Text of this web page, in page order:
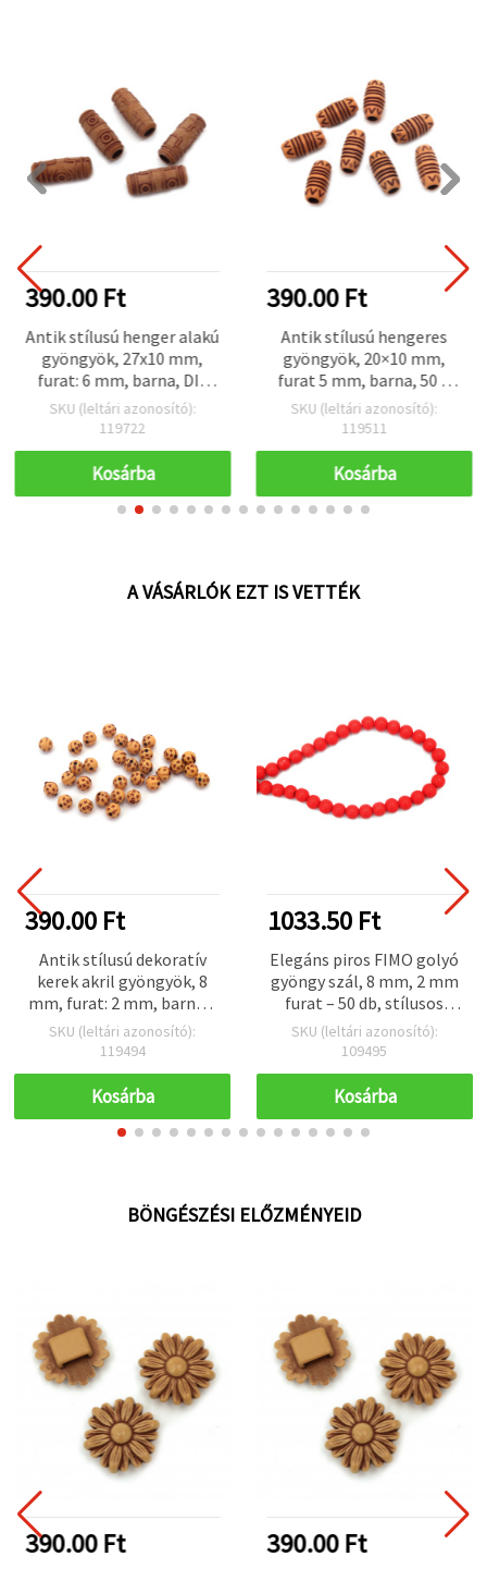
390.00 Ft
Antik stílusú henger alakú
gyöngyök, 27x10 mm,
furat: 6 mm, barna, DIY
kézműves és
ékszerkészítéshez - 50 g
SKU (leltári azonosító):
119722
Kosárba
390.00 Ft
Antik stílusú hengeres
gyöngyök, 20×10 mm,
furat 5 mm, barna, 50 g
(~46 db)
SKU (leltári azonosító):
119511
Kosárba
A VÁSÁRLÓK EZT IS VETTÉK
390.00 Ft
Antik stílusú dekoratív
kerek akril gyöngyök, 8
mm, furat: 2 mm, barna –
50 g (~130 db)
SKU (leltári azonosító):
119494
Kosárba
1033.50 Ft
Elegáns piros FIMO golyó
gyöngy szál, 8 mm, 2 mm
furat – 50 db, stílusos
ékszerkészítéshez és DIY
kézműves projektekhez
SKU (leltári azonosító):
109495
Kosárba
BÖNGÉSZÉSI ELŐZMÉNYEID
390.00 Ft 390.00 Ft